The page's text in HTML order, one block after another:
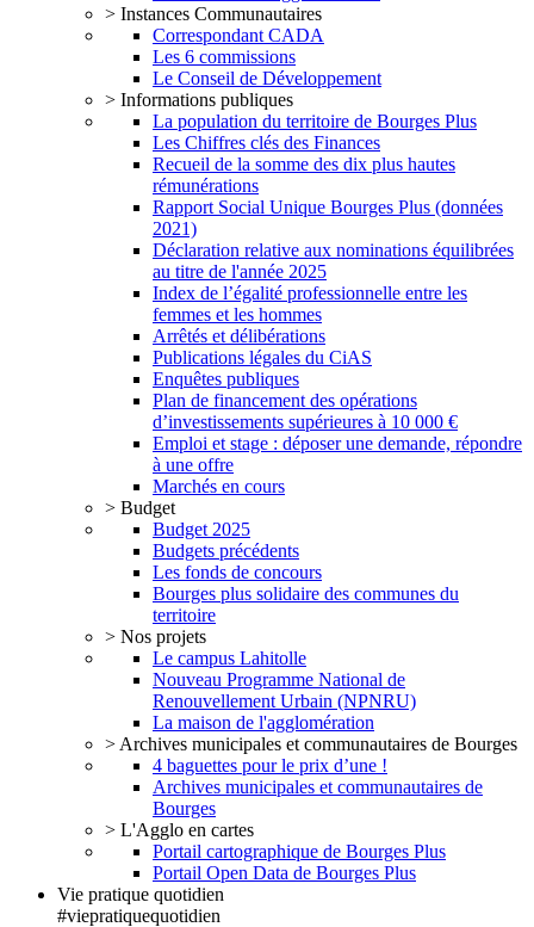
> Instances Communautaires
Correspondant CADA
Les 6 commissions
Le Conseil de Développement
> Informations publiques
La population du territoire de Bourges Plus
Les Chiffres clés des Finances
Recueil de la somme des dix plus hautes
rémunérations
Rapport Social Unique Bourges Plus (données
2021)
Déclaration relative aux nominations équilibrées
au titre de l'année 2025
Index de l’égalité professionnelle entre les
femmes et les hommes
Arrêtés et délibérations
Publications légales du CiAS
Enquêtes publiques
Plan de financement des opérations
d’investissements supérieures à 10 000 €
Emploi et stage : déposer une demande, répondre
à une offre
Marchés en cours
> Budget
Budget 2025
Budgets précédents
Les fonds de concours
Bourges plus solidaire des communes du
territoire
> Nos projets
Le campus Lahitolle
Nouveau Programme National de
Renouvellement Urbain (NPNRU)
La maison de l'agglomération
> Archives municipales et communautaires de Bourges
4 baguettes pour le prix d’une !
Archives municipales et communautaires de
Bourges
> L'Agglo en cartes
Portail cartographique de Bourges Plus
Portail Open Data de Bourges Plus
Vie pratique quotidien
#viepratiquequotidien